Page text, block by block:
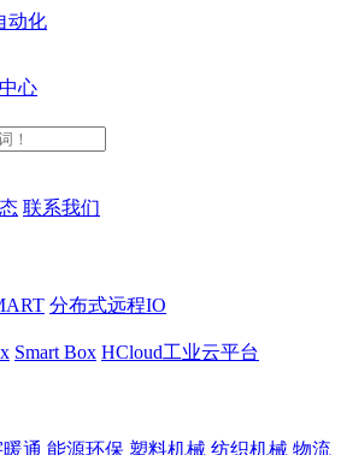
心
联系我们
分布式远程IO
Smart Box HCloud工业云平台
通 能源环保 塑料机械 纺织机械 物流